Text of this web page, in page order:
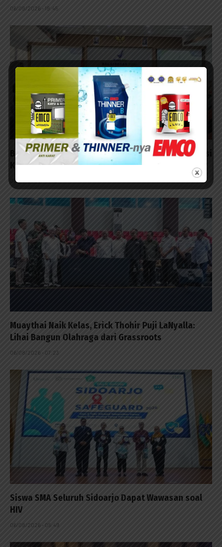
06/08/2026 - 18:45
BPOM Surabaya Gandeng PWI Jatim Perkuat Edukasi
Keamanan Obat dan Makanan
06/08/2026 - 17:52
Muaythai Naik Kelas, Erick Thohir Puji LaNyalla:
Lihai Bangun Olahraga dari Grassroots
06/08/2026 - 07:23
Siswa SMA Seluruh Sidoarjo Dapat Wawasan soal
HIV
06/08/2026 - 05:49